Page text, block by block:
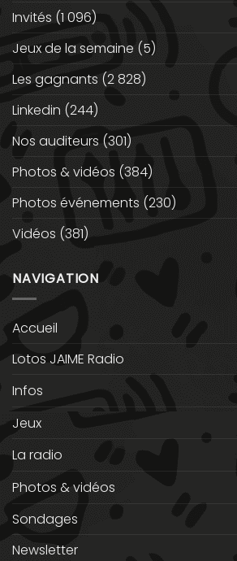
Invités (1 096)
Jeux de la semaine (5)
Les gagnants (2 828)
Linkedin (244)
Nos auditeurs (301)
Photos & vidéos (384)
Photos événements (230)
Vidéos (381)
NAVIGATION
Accueil
Lotos JAIME Radio
Infos
Jeux
La radio
Photos & vidéos
Sondages
Newsletter